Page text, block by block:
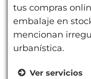
tus compras
embalaje en
mencionan
urbanística.
Ver servicios